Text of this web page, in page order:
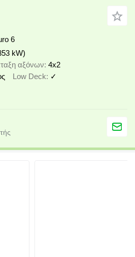
6
kW)
αξόνων 4x2
Low Deck ✓